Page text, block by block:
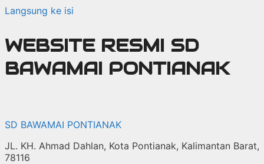
Langsung ke isi
WEBSITE RESMI SD
BAWAMAI PONTIANAK
SD BAWAMAI PONTIANAK
JL. KH. Ahmad Dahlan, Kota Pontianak, Kalimantan Barat,
78116